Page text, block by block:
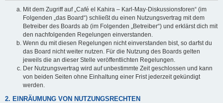
Mit dem Zugriff auf „Café el Kahira – Karl-May-Diskussionsforen“ (im
Folgenden „das Board“) schließt du einen Nutzungsvertrag mit dem
Betreiber des Boards ab (im Folgenden „Betreiber“) und erklärst dich mit
den nachfolgenden Regelungen einverstanden.
Wenn du mit diesen Regelungen nicht einverstanden bist, so darfst du
das Board nicht weiter nutzen. Für die Nutzung des Boards gelten
jeweils die an dieser Stelle veröffentlichten Regelungen.
Der Nutzungsvertrag wird auf unbestimmte Zeit geschlossen und kann
von beiden Seiten ohne Einhaltung einer Frist jederzeit gekündigt
werden.
2. EINRÄUMUNG VON NUTZUNGSRECHTEN